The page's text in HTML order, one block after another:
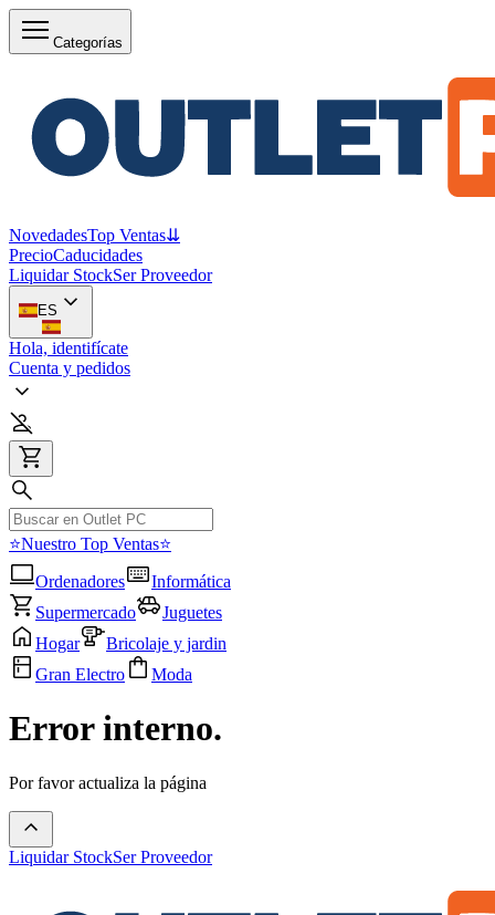
Categorías
NovedadesTop Ventas⇊
PrecioCaducidades
Liquidar StockSer Proveedor
ES
Hola, identifícate
Cuenta y pedidos
⭐Nuestro Top Ventas⭐
Ordenadores
Informática
Supermercado
Juguetes
Hogar
Bricolaje y jardin
Gran Electro
Moda
Error interno.
Por favor actualiza la página
Liquidar StockSer Proveedor